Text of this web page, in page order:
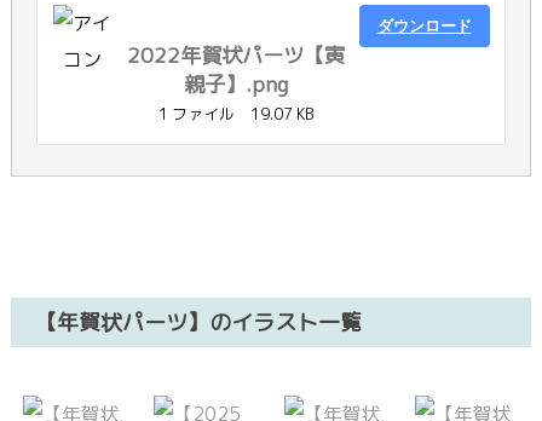
2022年賀状パーツ【寅
親子】.png
1 ファイル 19.07 KB
ダウンロード
【年賀状パーツ】のイラスト一覧